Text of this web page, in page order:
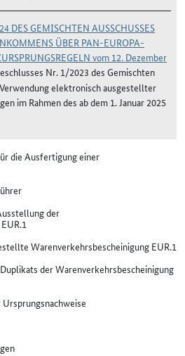
DES GEMISCHTEN AUSSCHUSSES
ÜBER PAN-EUROPA-
vom 12. Dezember
Nr. 1/2023 des Gemischten
elektronisch ausgestellter
im Rahmen des ab dem 1. Januar 2025
die Ausfertigung einer
der
Warenverkehrsbescheinigung EUR.1
der Warenverkehrsbescheinigung